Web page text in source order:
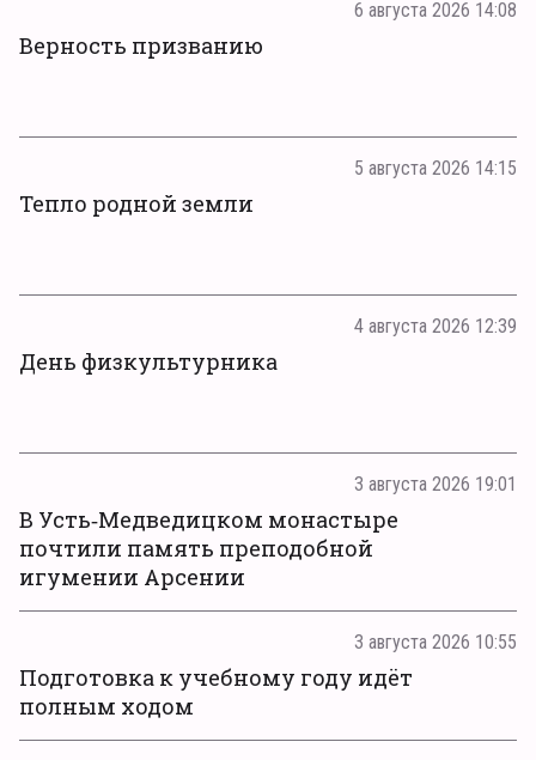
6 августа 2026 14:08
Верность призванию
5 августа 2026 14:15
Тепло родной земли
4 августа 2026 12:39
День физкультурника
3 августа 2026 19:01
В Усть‑Медведицком монастыре
почтили память преподобной
игумении Арсении
3 августа 2026 10:55
Подготовка к учебному году идёт
полным ходом